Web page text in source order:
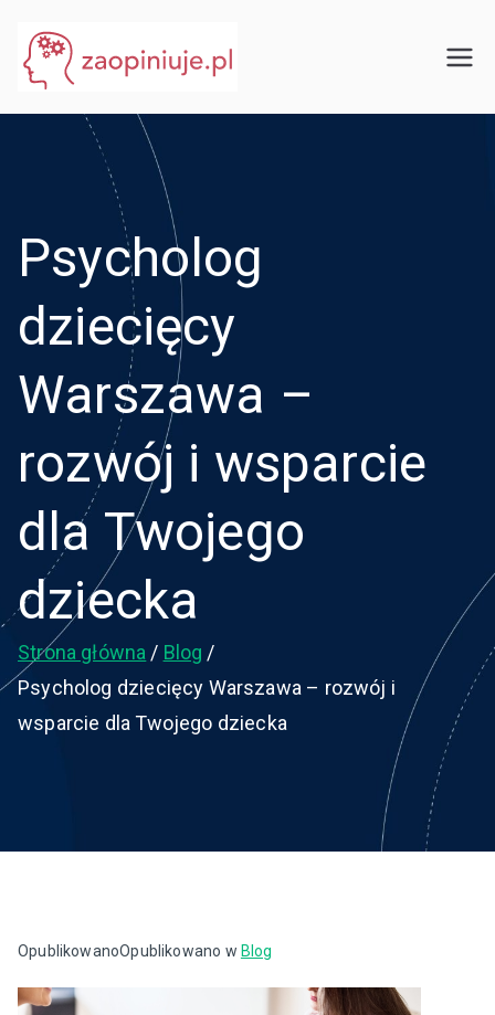
treści
Psycholog
dziecięcy
Warszawa –
rozwój i wsparcie
dla Twojego
dziecka
Strona główna
Blog
Psycholog dziecięcy Warszawa – rozwój i
wsparcie dla Twojego dziecka
OpublikowanoOpublikowano w Blog